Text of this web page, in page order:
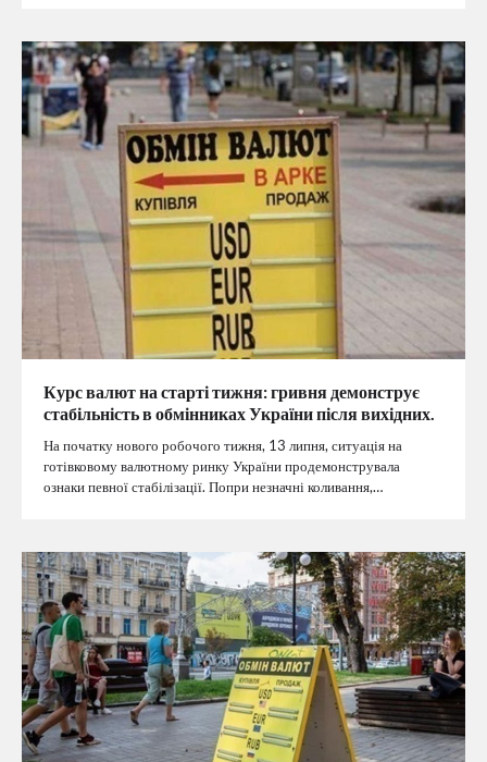
Курс валют на старті тижня: гривня демонструє
стабільність в обмінниках України після вихідних.
На початку нового робочого тижня, 13 липня, ситуація на
готівковому валютному ринку України продемонструвала
ознаки певної стабілізації. Попри незначні коливання,…